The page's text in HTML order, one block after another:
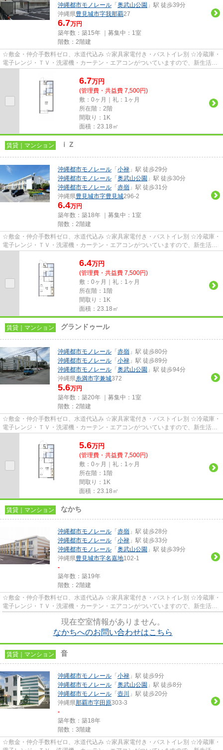
沖縄都市モノレール 「 奥武山公園 」駅 徒歩39分
沖縄県豊見城市字我那覇27
6.7万円
築年数：築15年 ｜募集中： 1室
階数：2階建
☆敷金・仲介手数料ゼロ、水道代込み ☆家具家電付き・バストイレ別 ☆冷蔵庫・
電子レンジ・ＴＶ・洗濯機・カーテン・エアコンがついていますので、新生活が
6.7万円
(管理費・共益費 7,500円)
敷：0ヶ月｜礼：1ヶ月
所在階：2階
間取り：1K
面積：23.18㎡
賃貸｜マンション ｉＺ
沖縄都市モノレール 「 小禄 」駅 徒歩29分
沖縄都市モノレール 「 奥武山公園 」駅 徒歩30分
沖縄都市モノレール 「 赤嶺 」駅 徒歩31分
沖縄県豊見城市字豊見城296-2
6.4万円
築年数：築18年 ｜募集中： 1室
階数：2階建
☆敷金・仲介手数料ゼロ、水道代込み ☆家具家電付き・バストイレ別 ☆冷蔵庫・
電子レンジ・ＴＶ・洗濯機・カーテン・エアコンがついていますので、新生活が
6.4万円
(管理費・共益費 7,500円)
敷：0ヶ月｜礼：1ヶ月
所在階：1階
間取り：1K
面積：23.18㎡
賃貸｜マンション グランドゥール
沖縄都市モノレール 「 赤嶺 」駅 徒歩80分
沖縄都市モノレール 「 小禄 」駅 徒歩89分
沖縄都市モノレール 「 奥武山公園 」駅 徒歩94分
沖縄県糸満市字兼城372
5.6万円
築年数：築20年 ｜募集中： 1室
階数：2階建
☆敷金・仲介手数料ゼロ、水道代込み ☆家具家電付き・バストイレ別 ☆冷蔵庫・
電子レンジ・ＴＶ・洗濯機・カーテン・エアコンがついていますので、新生活が
5.6万円
(管理費・共益費 7,500円)
敷：0ヶ月｜礼：1ヶ月
所在階：1階
間取り：1K
面積：23.18㎡
賃貸｜マンション なかち
沖縄都市モノレール 「 赤嶺 」駅 徒歩28分
沖縄都市モノレール 「 小禄 」駅 徒歩33分
沖縄都市モノレール 「 奥武山公園 」駅 徒歩39分
沖縄県豊見城市字名嘉地102-1
-
築年数：築19年
階数：2階建
☆敷金・仲介手数料ゼロ、水道代込み ☆家具家電付き・バストイレ別 ☆冷蔵庫・
電子レンジ・ＴＶ・洗濯機・カーテン・エアコンがついていますので、新生活が
現在空室情報がありません。
なかちへのお問い合わせはこちら
賃貸｜マンション 音
沖縄都市モノレール 「 小禄 」駅 徒歩9分
沖縄都市モノレール 「 奥武山公園 」駅 徒歩8分
沖縄都市モノレール 「 壺川
」駅 徒歩20分
沖縄県那覇市字田原303-3
-
築年数：築18年
階数：3階建
☆敷金・仲介手数料ゼロ、水道代込み ☆家具家電付き・バストイレ別 ☆冷蔵庫・